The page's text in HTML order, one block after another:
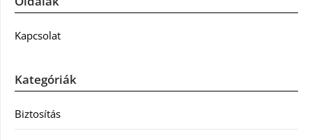
Kapcsolat
Kategóriák
Biztosítás